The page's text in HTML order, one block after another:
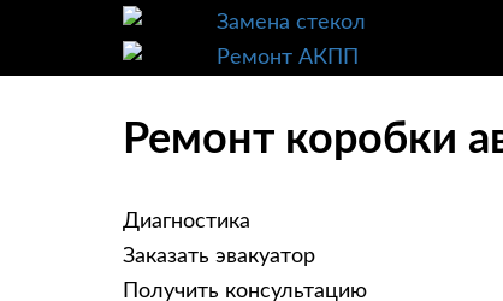
Замена стекол
Ремонт АКПП
Ремонт коробки
Диагностика
Заказать эвакуатор
Получить консультацию